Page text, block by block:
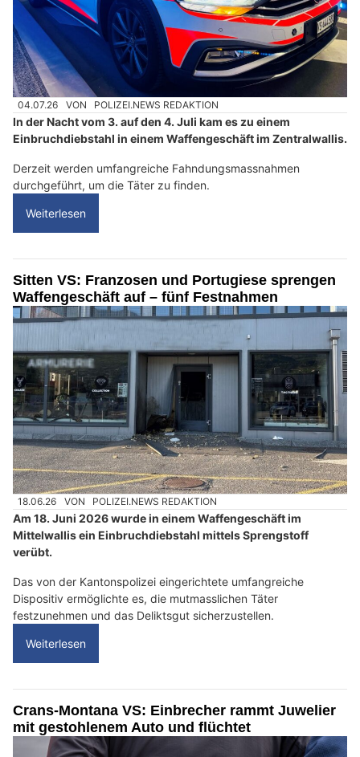
04.07.26 VON POLIZEI.NEWS REDAKTION
In der Nacht vom 3. auf den 4. Juli kam es zu einem
Einbruchdiebstahl in einem Waffengeschäft im Zentralwallis.
Derzeit werden umfangreiche Fahndungsmassnahmen
durchgeführt, um die Täter zu finden.
Weiterlesen
Sitten VS: Franzosen und Portugiese sprengen
Waffengeschäft auf – fünf Festnahmen
18.06.26 VON POLIZEI.NEWS REDAKTION
Am 18. Juni 2026 wurde in einem Waffengeschäft im
Mittelwallis ein Einbruchdiebstahl mittels Sprengstoff
verübt.
Das von der Kantonspolizei eingerichtete umfangreiche
Dispositiv ermöglichte es, die mutmasslichen Täter
festzunehmen und das Deliktsgut sicherzustellen.
Weiterlesen
Crans-Montana VS: Einbrecher rammt Juwelier
mit gestohlenem Auto und flüchtet